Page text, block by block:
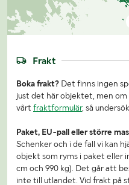
Frakt
Boka frakt? Det finns ingen
just det här objektet, men om
vårt fraktformulär, så
Paket, EU-pall eller större
Schenker och i de fall vi kan
objekt som ryms i paket eller
cm och 990 kg). Det går att
inte till utlandet. Vid frakt på